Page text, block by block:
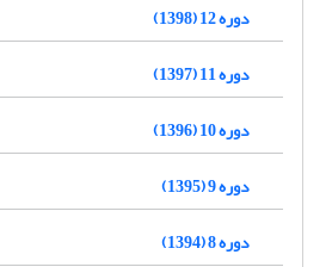
دوره 12 (1398)
دوره 11 (1397)
دوره 10 (1396)
دوره 9 (1395)
دوره 8 (1394)